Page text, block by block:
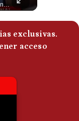
Esteban Silva, politólogo internacional, señala que algunos analistas consideran que la estructura religiosa iraní estaría sirviendo para sostener el poder de una cúpula militar. Explica que la Guardia Revolucionaria está aumentando su influencia sobre la seguridad, las decisiones estratégicas y hasta asuntos económicos como el estrecho de Ormuz. #Iran #GuardiaRevolucionaria #Geopolitica #NoticiasInternacionales #Shorts 👉 Suscríbete y activa la campana para no perderte nuestro análisis diario. 🌎 Síguenos en nuestras redes sociales: 📌 Web oficial: https://gestion.pe/mundo/ 📌 LinkedIn: http://bit.ly/3HYIET0 📌 X (Twitter): http://bit.ly/4noZtX9 📌 TikTok: http://bit.ly/4evB6TO